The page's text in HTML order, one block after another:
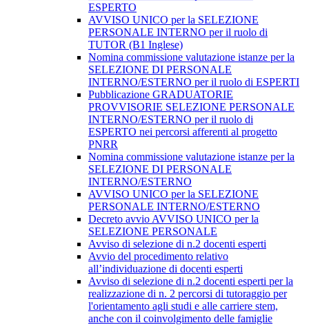
ESPERTO
AVVISO UNICO per la SELEZIONE
PERSONALE INTERNO per il ruolo di
TUTOR (B1 Inglese)
Nomina commissione valutazione istanze per la
SELEZIONE DI PERSONALE
INTERNO/ESTERNO per il ruolo di ESPERTI
Pubblicazione GRADUATORIE
PROVVISORIE SELEZIONE PERSONALE
INTERNO/ESTERNO per il ruolo di
ESPERTO nei percorsi afferenti al progetto
PNRR
Nomina commissione valutazione istanze per la
SELEZIONE DI PERSONALE
INTERNO/ESTERNO
AVVISO UNICO per la SELEZIONE
PERSONALE INTERNO/ESTERNO
Decreto avvio AVVISO UNICO per la
SELEZIONE PERSONALE
Avviso di selezione di n.2 docenti esperti
Avvio del procedimento relativo
all’individuazione di docenti esperti
Avviso di selezione di n.2 docenti esperti per la
realizzazione di n. 2 percorsi di tutoraggio per
l'orientamento agli studi e alle carriere stem,
anche con il coinvolgimento delle famiglie